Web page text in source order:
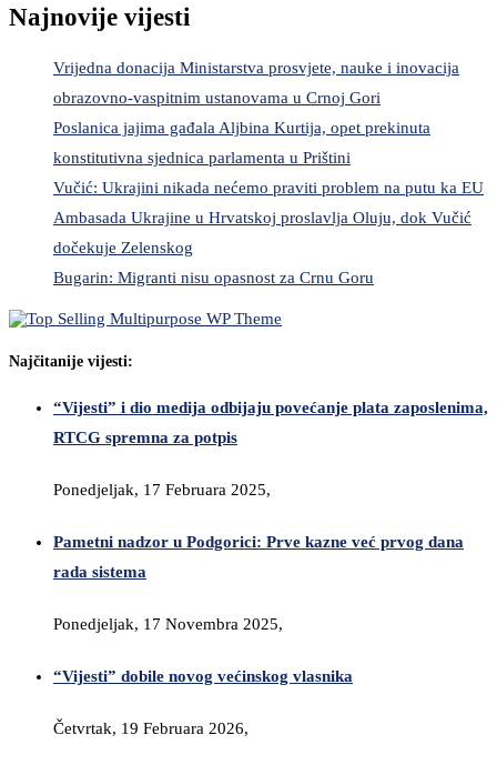
Najnovije vijesti
Vrijedna donacija Ministarstva prosvjete, nauke i inovacija
obrazovno-vaspitnim ustanovama u Crnoj Gori
Poslanica jajima gađala Aljbina Kurtija, opet prekinuta
konstitutivna sjednica parlamenta u Prištini
Vučić: Ukrajini nikada nećemo praviti problem na putu ka EU
Ambasada Ukrajine u Hrvatskoj proslavlja Oluju, dok Vučić
dočekuje Zelenskog
Bugarin: Migranti nisu opasnost za Crnu Goru
Najčitanije vijesti:
“Vijesti” i dio medija odbijaju povećanje plata zaposlenima,
RTCG spremna za potpis
Ponedjeljak, 17 Februara 2025,
Pametni nadzor u Podgorici: Prve kazne već prvog dana
rada sistema
Ponedjeljak, 17 Novembra 2025,
“Vijesti” dobile novog većinskog vlasnika
Četvrtak, 19 Februara 2026,